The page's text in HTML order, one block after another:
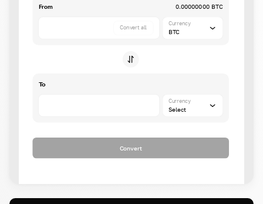
From 0.00000000 BTC
Convert all
Currency
BTC
To
Currency
Select
Convert